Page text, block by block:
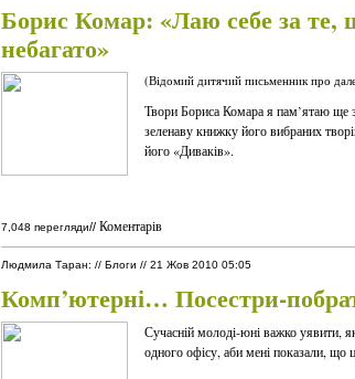
Борис Комар: «Лаю себе за те,
небагато»
(Відомий дитячий письменник про
Твори Бориса Комара я пам’ятаю ще
зеленаву книжку його вибраних
його «Диваків».
7,048 перегляди// Коментарів
Людмила Таран: // Блоги // 21 Жов 2010 05:05
Комп’ютерні… Посестри-
Сучасній молоді-юні важко уявити,
одного офісу, аби мені показали, що